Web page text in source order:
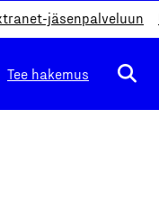
jäsenpalveluun
Tee hakemus